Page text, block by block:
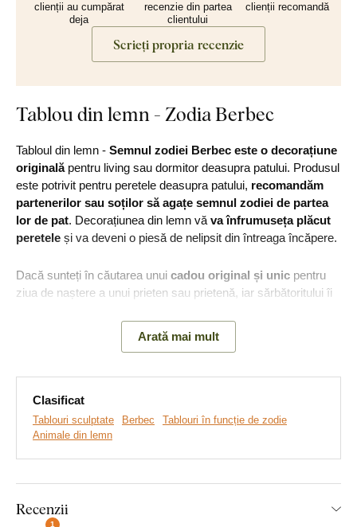
clienții au cumpărat
deja
recenzie din partea
clientului
clienții recomandă
Scrieți propria recenzie
Tablou din lemn - Zodia Berbec
Tabloul din lemn - Semnul zodiei Berbec este o decorațiune
originalăpentru living sau dormitor deasupra patului. Produsul
este potrivit pentru peretele deasupra patului, recomandăm
partenerilor sau soților să agațe semnul zodiei de partea
lor de pat. Decorațiunea din lemn vă va înfrumuseța plăcut
peretele și va deveni o piesă de nelipsit din întreaga încăpere.
Dacă sunteți în căutarea unui cadou original și unic pentru
ziua de naștere a unui prieten sau prietenă, iar sărbătoritului îi
Decorațiune frumoasă pentru perete
Produs fabricat din lemn
Montare simplă
Arată mai mult
Clasificat
Tablouri sculptate Berbec
Tablouri în funcție de zodie
Animale din lemn
Recenzii
1